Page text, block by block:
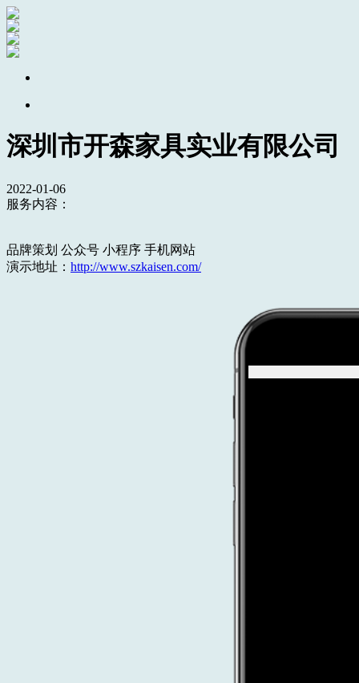
深圳市开森家具实业有限公司
2022-01-06
服务内容：
品牌策划 公众号 小程序 手机网站
演示地址： http://www.szkaisen.com/